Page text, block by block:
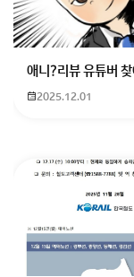
애니?리뷰 유튜버
2025.12.01